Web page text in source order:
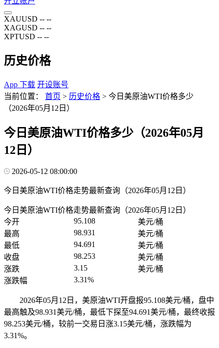
XAUUSD -- --
XAGUSD -- --
XPTUSD -- --
历史价格
App 下载 开设账号
当前位置：
首页 > 历史价格 > 今日美原油WTI价格多少
（2026年05月12日）
今日美原油WTI价格多少（2026年05月
12日）
2026-05-12 08:00:00
今日美原油WTI价格走势最新查询（2026年05月12日）
今日美原油WTI价格走势最新查询（2026年05月12日）
今开
95.108
美元/桶
最高
98.931
美元/桶
最低
94.691
美元/桶
收盘
98.253
美元/桶
涨跌
3.15
美元/桶
涨跌幅
3.31%
2026年05月12日，美原油WTI开盘报95.108美元/桶，盘中
最高触及98.931美元/桶，最低下探至94.691美元/桶，最终收报
98.253美元/桶，较前一交易日涨3.15美元/桶，涨跌幅为
3.31%。